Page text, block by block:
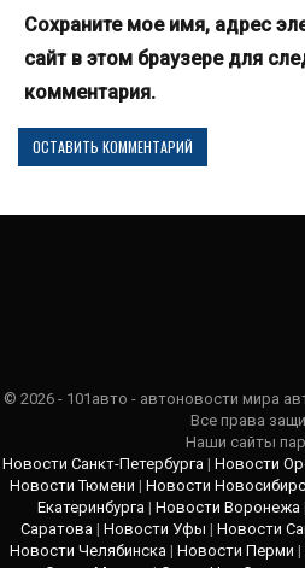
Сохраните мое имя, адрес
сайт в этом браузере для
комментария.
© 2026 - 101авто - автоновости мира
Все права
Наши сайты
Новости Санкт-Петербурга | Новости
Новости Тюмени | Новости
Екатеринбурга | Новости Воронежа |
Саратова | Новости Уфы | Новости
Новости Челябинска | Новости Перми |